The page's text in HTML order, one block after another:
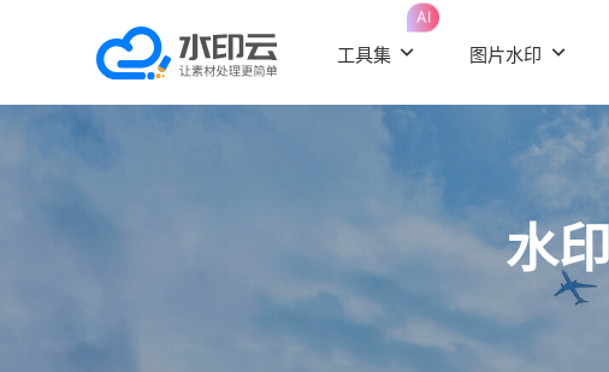
工具集
AI
图片水印
水